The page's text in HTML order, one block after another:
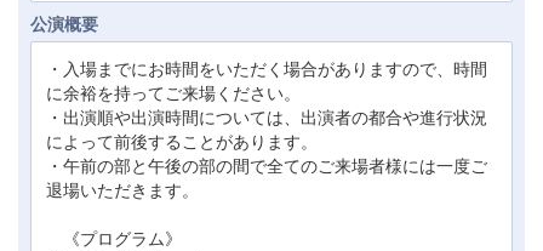
公演概要
・入場までにお時間をいただく場合がありますので、時間
に余裕を持ってご来場ください。
・出演順や出演時間については、出演者の都合や進行状況
によって前後することがあります。
・午前の部と午後の部の間で全てのご来場者様には一度ご
退場いただきます。
《プログラム》